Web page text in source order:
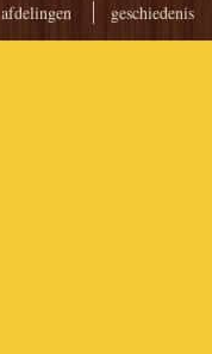
afdelingen geschiedenis